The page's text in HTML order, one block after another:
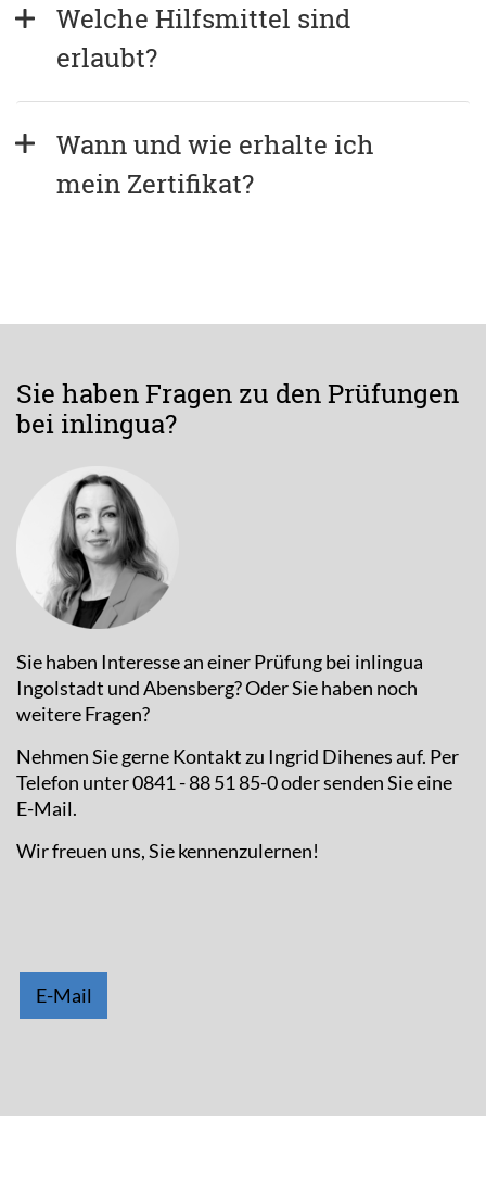
Welche Hilfsmittel sind
erlaubt?
Wann und wie erhalte ich
mein Zertifikat?
Sie haben Fragen zu den Prüfungen
bei inlingua?
Sie haben Interesse an einer Prüfung bei inlingua
Ingolstadt und Abensberg? Oder Sie haben noch
weitere Fragen?
Nehmen Sie gerne Kontakt zu Ingrid Dihenes auf. Per
Telefon unter 0841 - 88 51 85-0 oder senden Sie eine
E-Mail.
Wir freuen uns, Sie kennenzulernen!
E-Mail